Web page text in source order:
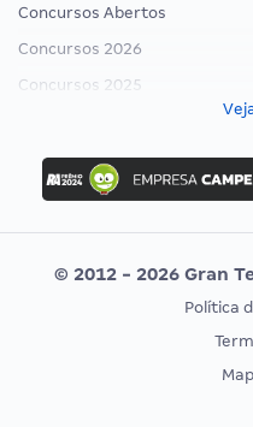
Concursos Abertos
Concursos 2026
Concursos 2025
Concurso Ibama
Concurso MPU
Editais publicados
CONCURSOS POR PROFISSÃO
© 2012 - 2026 Gran
Política